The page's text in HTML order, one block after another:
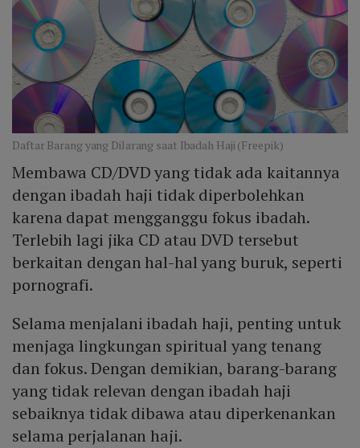
Daftar Barang yang Dilarang saat Ibadah Haji (Freepik)
Membawa CD/DVD yang tidak ada kaitannya
dengan ibadah haji tidak diperbolehkan
karena dapat mengganggu fokus ibadah.
Terlebih lagi jika CD atau DVD tersebut
berkaitan dengan hal-hal yang buruk, seperti
pornografi.
Selama menjalani ibadah haji, penting untuk
menjaga lingkungan spiritual yang tenang
dan fokus. Dengan demikian, barang-barang
yang tidak relevan dengan ibadah haji
sebaiknya tidak dibawa atau diperkenankan
selama perjalanan haji.